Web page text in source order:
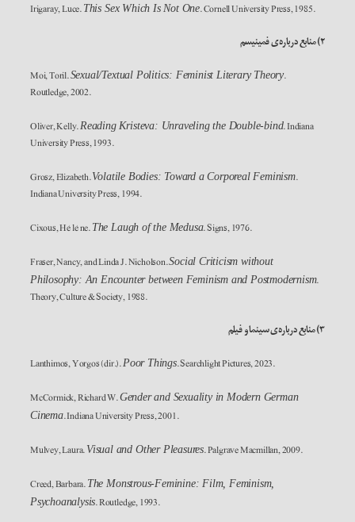
Irigaray, Luce. This Sex Which Is Not One. Cornell University Press, 1985.
۲) منابع درباره‌ی فمینیسم
Moi, Toril.Sexual/Textual Politics: Feminist Literary Theory.
Routledge, 2002.
Oliver, Kelly.Reading Kristeva: Unraveling the Double-bind. Indiana
University Press, 1993.
Grosz, Elizabeth.Volatile Bodies: Toward a Corporeal Feminism.
Indiana University Press, 1994.
Cixous, Hélène. The Laugh of the Medusa. Signs, 1976.
Fraser, Nancy, and Linda J. Nicholson.Social Criticism without
Philosophy: An Encounter between Feminism and Postmodernism.
Theory, Culture & Society, 1988.
۳) منابع درباره‌ی سینما و فیلم
Lanthimos, Yorgos (dir.). Poor Things. Searchlight Pictures, 2023.
McCormick, Richard W.Gender and Sexuality in Modern German
Cinema. Indiana University Press, 2001.
Mulvey, Laura. Visual and Other Pleasures. Palgrave Macmillan, 2009.
Creed, Barbara. The Monstrous-Feminine: Film, Feminism,
Psychoanalysis. Routledge, 1993.